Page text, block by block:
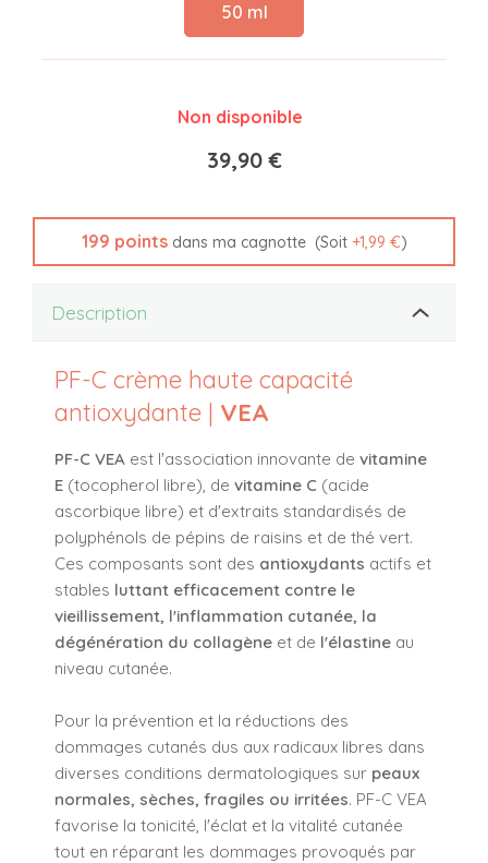
50 ml
Non disponible
39,90 €
199 pointsdans ma cagnotte (Soit +1,99 €)
Description
PF-C crème haute capacité
antioxydante | VEA
PF-C VEA est l'association innovante de vitamine
E (tocopherol libre), de vitamine C (acide
ascorbique libre) et d'extraits standardisés de
polyphénols de pépins de raisins et de thé vert.
Ces composants sont des antioxydants actifs et
stables luttant efficacement contre le
vieillissement, l'inflammation cutanée, la
dégénération du collagène et de l'élastine au
niveau cutanée.
Pour la prévention et la réductions des
dommages cutanés dus aux radicaux libres dans
diverses conditions dermatologiques sur peaux
normales, sèches, fragiles ou irritées. PF-C VEA
favorise la tonicité, l'éclat et la vitalité cutanée
tout en réparant les dommages provoqués par